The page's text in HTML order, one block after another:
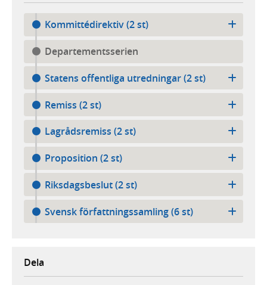
Kommittédirektiv (2 st)
Departementsserien
Statens offentliga utredningar (2 st)
Remiss (2 st)
Lagrådsremiss (2 st)
Proposition (2 st)
Riksdagsbeslut (2 st)
Svensk författningssamling (6 st)
Dela